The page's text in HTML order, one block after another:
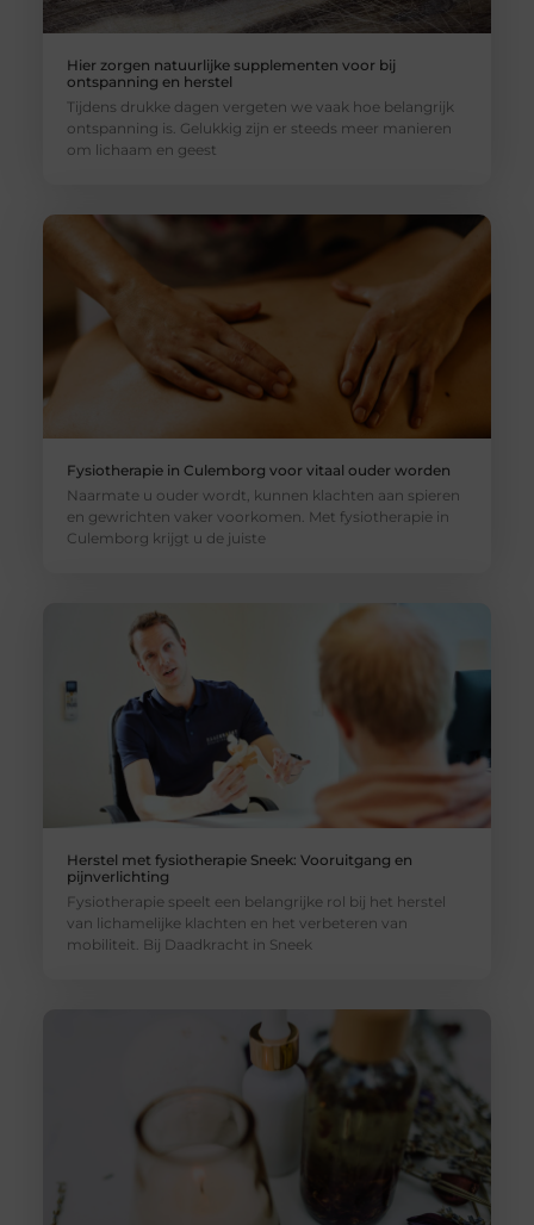
Hier zorgen natuurlijke supplementen voor bij
ontspanning en herstel
Tijdens drukke dagen vergeten we vaak hoe belangrijk
ontspanning is. Gelukkig zijn er steeds meer manieren
om lichaam en geest
Fysiotherapie in Culemborg voor vitaal ouder worden
Naarmate u ouder wordt, kunnen klachten aan spieren
en gewrichten vaker voorkomen. Met fysiotherapie in
Culemborg krijgt u de juiste
Herstel met fysiotherapie Sneek: Vooruitgang en
pijnverlichting
Fysiotherapie speelt een belangrijke rol bij het herstel
van lichamelijke klachten en het verbeteren van
mobiliteit. Bij Daadkracht in Sneek